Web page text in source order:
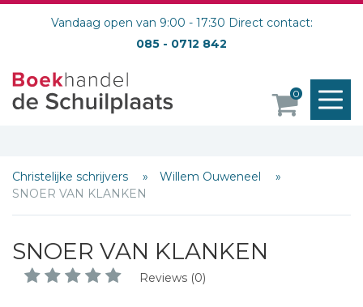
Vandaag open van 9:00 - 17:30 Direct contact:
085 - 0712 842
0
Christelijke schrijvers
Willem Ouweneel
SNOER VAN KLANKEN
SNOER VAN KLANKEN
Reviews (0)